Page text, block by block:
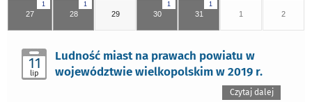
1
27
1
28 29
1
30
1
31 1 2
11
lip
Ludność miast na prawach powiatu w
województwie wielkopolskim w 2019 r.
Czytaj dalej